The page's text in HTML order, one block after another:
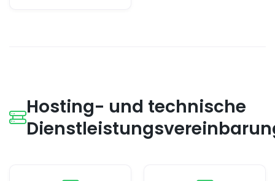
Hosting- und technische